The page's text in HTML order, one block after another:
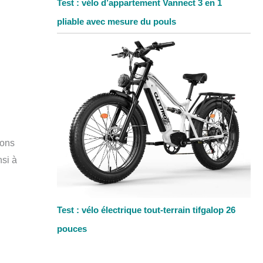
à
Test : vélo d’appartement Vannect 3 en 1
pliable avec mesure du pouls
Test : vélo électrique tout-terrain tifgalop 26
pouces